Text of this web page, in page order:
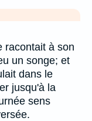
racontait à son
un songe; et
dans le
jusqu'à la
sens